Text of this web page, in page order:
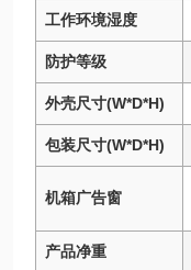
工作环境湿度
防护等级
外壳尺寸(W*D*H)
包装尺寸(W*D*H)
机箱广告窗
产品净重